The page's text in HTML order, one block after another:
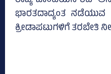
ಭಾರತದಾದ್ಯಂತ ನಡೆಯುವ
ಕ್ರೀಡಾಪಟುಗಳಿಗೆ ತರಬೇತಿ